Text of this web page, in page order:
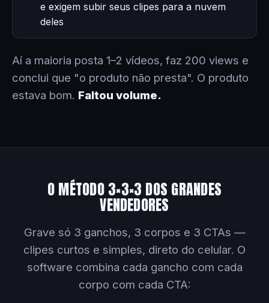
e exigem subir seus clipes para a nuvem
deles
Aí a maioria posta 1–2 vídeos, faz 200 views e
conclui que "o produto não presta". O produto
estava bom. Faltou volume.
O MÉTODO 3×3×3 DOS GRANDES
VENDEDORES
Grave só 3 ganchos, 3 corpos e 3 CTAs —
clipes curtos e simples, direto do celular. O
software combina cada gancho com cada
corpo com cada CTA: